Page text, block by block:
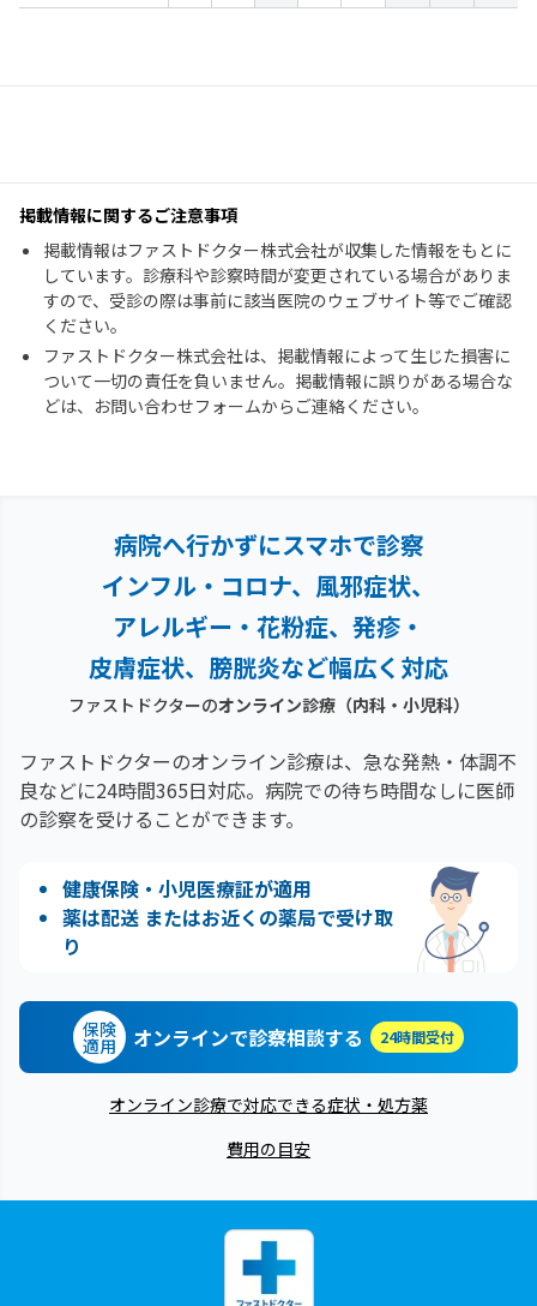
掲載情報に関するご注意事項
掲載情報はファストドクター株式会社が収集した情報をもとに
しています。診療科や診察時間が変更されている場合がありま
すので、受診の際は事前に該当医院のウェブサイト等でご確認
ください。
ファストドクター株式会社は、掲載情報によって生じた損害に
ついて一切の責任を負いません。掲載情報に誤りがある場合な
どは、お問い合わせフォームからご連絡ください。
病院へ行かずにスマホで診察
インフル・コロナ、風邪症状、
アレルギー・花粉症、 発疹・
皮膚症状、膀胱炎など幅広く対応
ファストドクターのオンライン診療（内科・小児科）
ファストドクターのオンライン診療は、急な発熱・体調不
良などに24時間365日対応。 病院での待ち時間なしに医師
の診察を受けることができます。
健康保険・小児医療証が適用
薬は配送 またはお近くの薬局で受け取
り
保険
適用 オンラインで診察相談する 24時間受付
オンライン診療で対応できる症状・処方薬
費用の目安